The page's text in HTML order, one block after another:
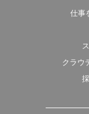
仕事
クラウ